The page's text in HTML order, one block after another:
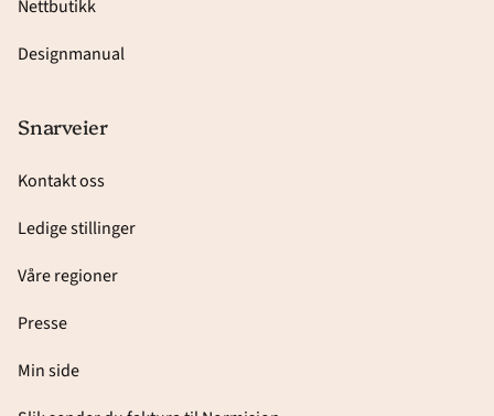
Nettbutikk
Designmanual
Snarveier
Kontakt oss
Ledige stillinger
Våre regioner
Presse
Min side